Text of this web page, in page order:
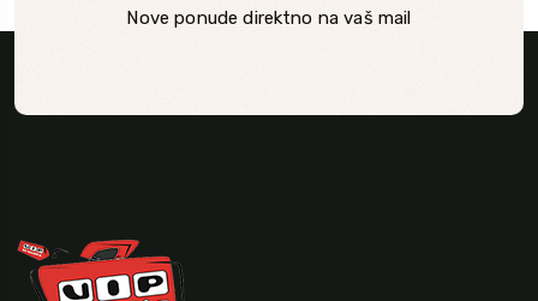
Nove ponude direktno na vaš mail